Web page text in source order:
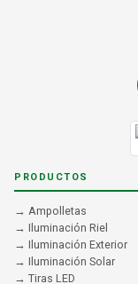
PRODUCTOS
→ Ampolletas
→ Iluminación Riel
→ Iluminación Exterior
→ Iluminación Solar
→ Tiras LED